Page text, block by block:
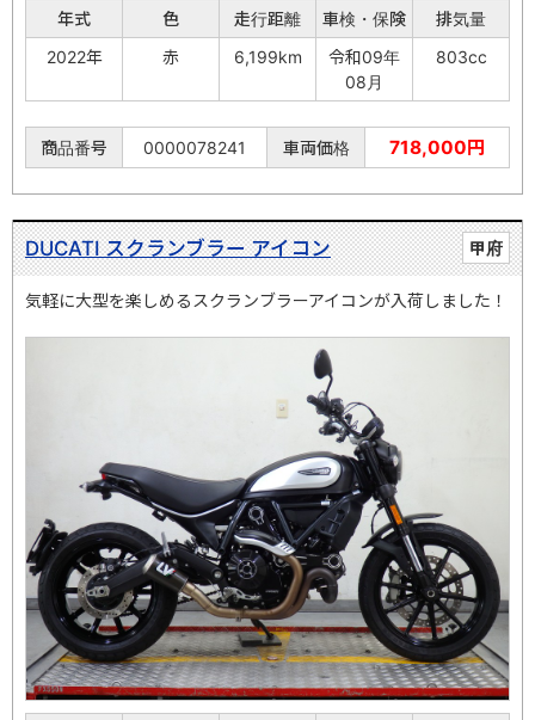
年式 色 走行距離 車検・保険
排気量
2022年
赤 6,199km
令和09年
08月
803cc
商品番号 0000078241 車両価格 718,000円
甲府
DUCATI スクランブラー アイコン
気軽に大型を楽しめるスクランブラーアイコンが入荷しました！